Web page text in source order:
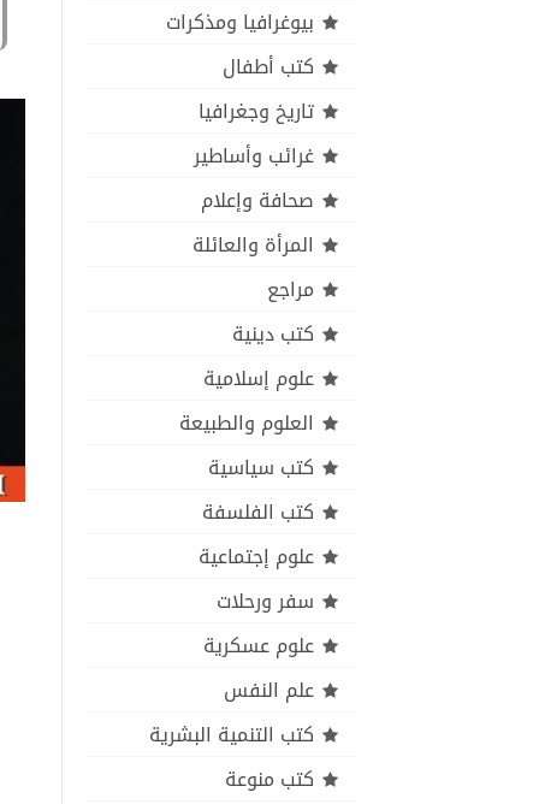
بيوغرافيا ومذكرات
كتب أطفال
تاريخ وجغرافيا
غرائب وأساطير
صحافة وإعلام
المرأة والعائلة
مراجع
كتب دينية
علوم إسلامية
العلوم والطبيعة
كتب سياسية
كتب الفلسفة
علوم إجتماعية
سفر ورحلات
علوم عسكرية
علم النفس
كتب التنمية البشرية
كتب منوعة